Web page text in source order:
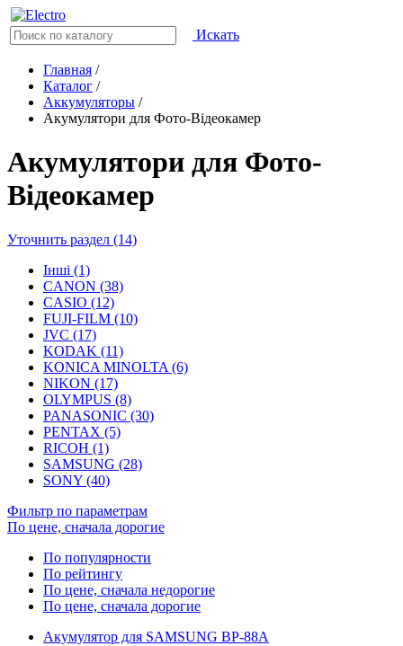
Искать
Главная /
Каталог /
Аккумуляторы /
Акумулятори для Фото-Відеокамер
Акумулятори для Фото-
Відеокамер
Уточнить раздел (14)
Інші (1)
CANON (38)
CASIO (12)
FUJI-FILM (10)
JVC (17)
KODAK (11)
KONICA MINOLTA (6)
NIKON (17)
OLYMPUS (8)
PANASONIC (30)
PENTAX (5)
RICOH (1)
SAMSUNG (28)
SONY (40)
Фильтр по параметрам
По цене, сначала дорогие
По популярности
По рейтингу
По цене, сначала недорогие
По цене, сначала дорогие
Акумулятор для SAMSUNG BP-88A